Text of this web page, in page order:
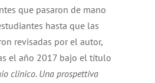
que pasaron de mano
hasta que las
revisadas por el autor,
el año 2017 bajo el título
clinico. Una prospettiva